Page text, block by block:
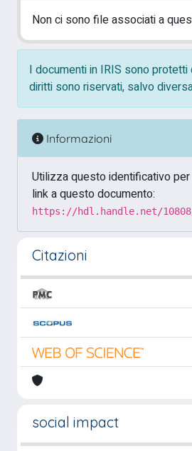
Non ci sono file associati a
I documenti in IRIS sono
diritti sono riservati, salvo
Informazioni
Utilizza questo identificativo
link a questo documento:
https://hdl.handle.net/
Citazioni
social impact